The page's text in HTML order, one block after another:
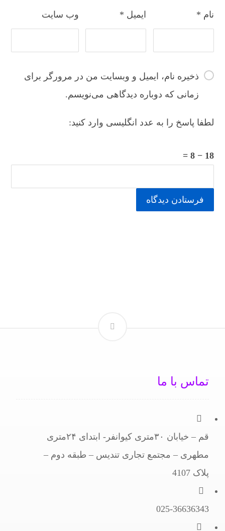
نام * ایمیل * وب‌ سایت
ذخیره نام، ایمیل و وبسایت من در مرورگر برای
زمانی که دوباره دیدگاهی می‌نویسم.
لطفا پاسخ را به عدد انگلیسی وارد کنید:
18 − 8 =
تماس با ما
قم – خیابان ۳۰متری کیوانفر- ابتدای ۲۴متری
مطهری – مجتمع تجاری تندیس – طبقه دوم –
پلاک 4107
025-36636343